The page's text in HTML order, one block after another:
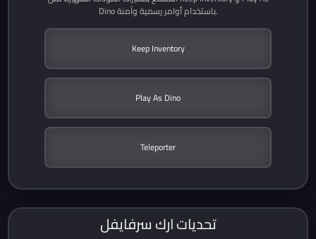
Dino باستخدام أوامر رسمية وآمنة.
Keep Inventory
Play As Dino
Teleporter
تحديات ارك سرفايفل